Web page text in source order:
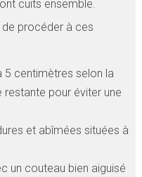
cuits ensemble.
procéder à ces
5 centimètres selon la
restante pour éviter une
et abîmées situées à
un couteau bien aiguisé